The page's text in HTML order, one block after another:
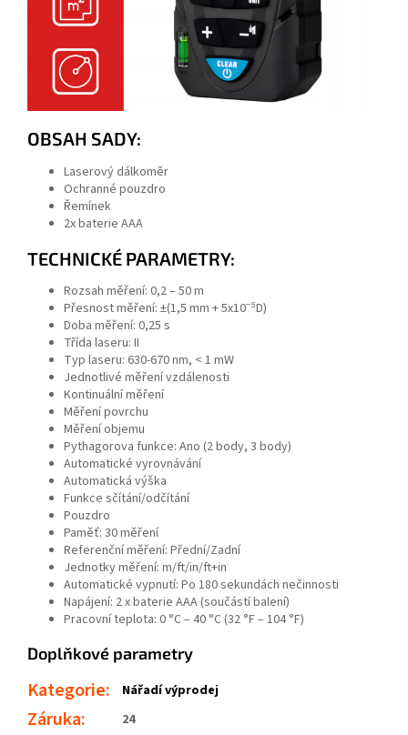
OBSAH SADY:
Laserový dálkoměr
Ochranné pouzdro
Řemínek
2x baterie AAA
TECHNICKÉ PARAMETRY:
Rozsah měření: 0,2 – 50 m
Přesnost měření: ±(1,5 mm + 5x10⁻⁵D)
Doba měření: 0,25 s
Třída laseru: II
Typ laseru: 630-670 nm, < 1 mW
Jednotlivé měření vzdálenosti
Kontinuální měření
Měření povrchu
Měření objemu
Pythagorova funkce: Ano (2 body, 3 body)
Automatické vyrovnávání
Automatická výška
Funkce sčítání/odčítání
Pouzdro
Paměť: 30 měření
Referenční měření: Přední/Zadní
Jednotky měření: m/ft/in/ft+in
Automatické vypnutí: Po 180 sekundách nečinnosti
Napájení: 2 x baterie AAA (součástí balení)
Pracovní teplota: 0 °C – 40 °C (32 °F – 104 °F)
Doplňkové parametry
Kategorie: Nářadí výprodej
Záruka: 24